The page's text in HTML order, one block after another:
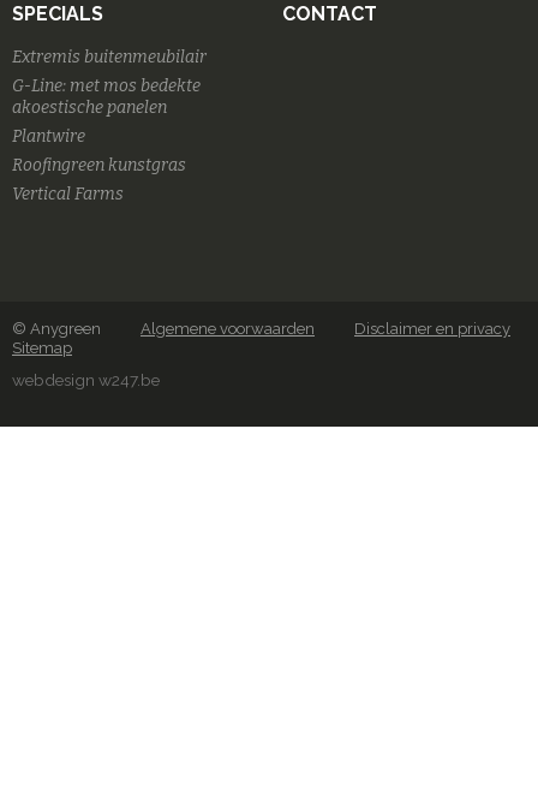
SPECIALS
Extremis buitenmeubilair
G-Line: met mos bedekte
akoestische panelen
Plantwire
Roofingreen kunstgras
Vertical Farms
CONTACT
© Anygreen Algemene voorwaarden
Disclaimer en privacy
Sitemap
webdesign w247.be